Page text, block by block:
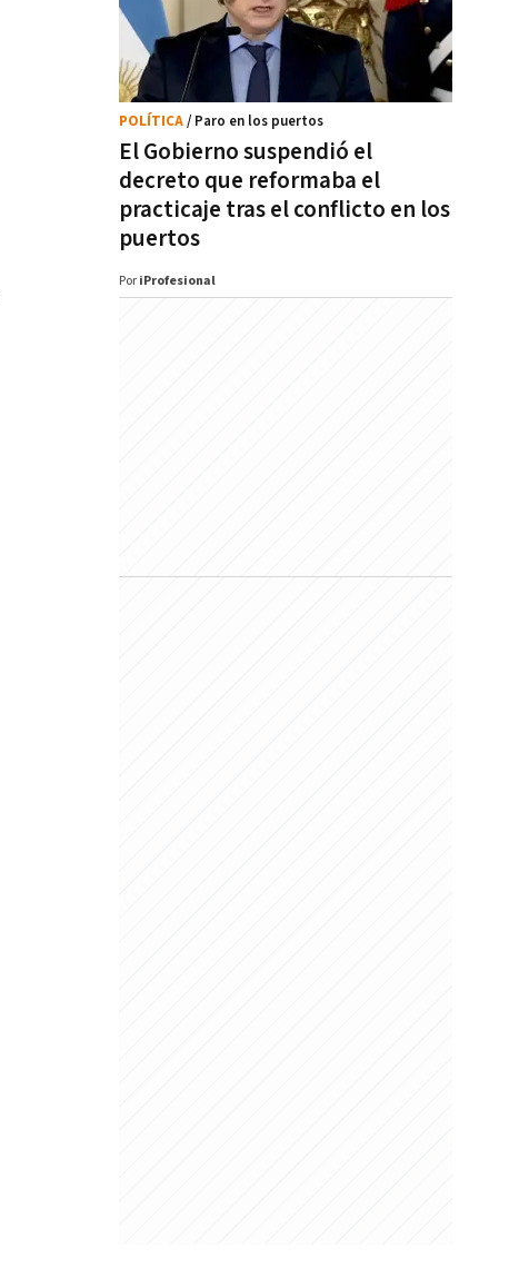
El Gobierno suspendió el
decreto que reformaba el
practicaje tras el conflicto en los
puertos
POLÍTICA/ Paro en los puertos
Por iProfesional